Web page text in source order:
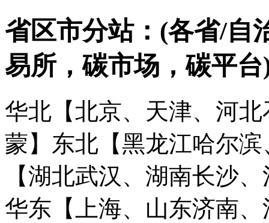
省区市分站：(各省/自
易所，碳市场，碳平台
华北【北京、天津、河
蒙】 东北【黑龙江哈尔
【湖北武汉、湖南长沙
华东【上海、山东济南